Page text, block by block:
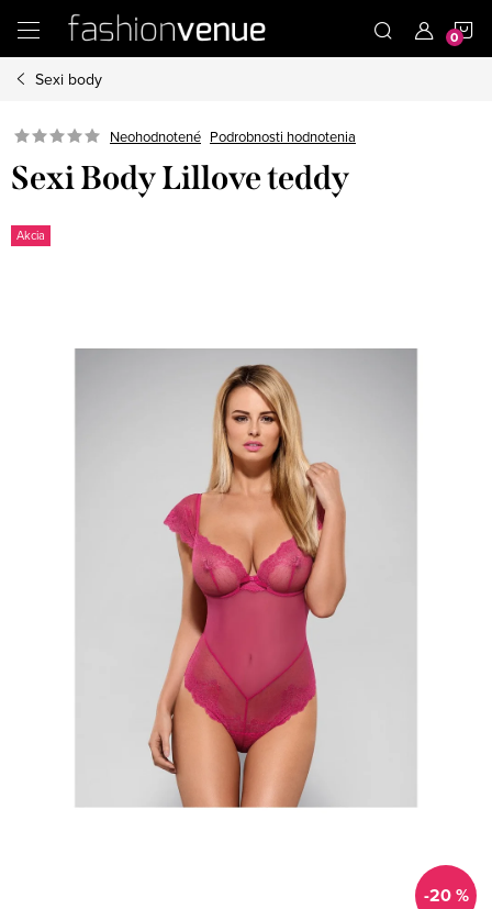
obsah
Sexi body
Neohodnotené Podrobnosti hodnotenia
Sexi Body Lillove teddy
Akcia
-20 %